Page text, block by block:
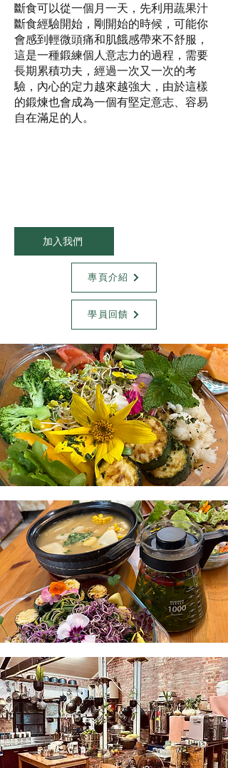
斷食可以從一個月一天，先利用蔬果汁
斷食經驗開始，剛開始的時候，可能你
會感到輕微頭痛和肌餓感帶來不舒服，
這是一種鍛練個人意志力的過程，需要
長期累積功夫，經過一次又一次的考
驗，內心的定力越來越強大，由於這樣
的鍛煉也會成為一個有堅定意志、容易
自在滿足的人。
加入我們
專頁介紹
學員回饋